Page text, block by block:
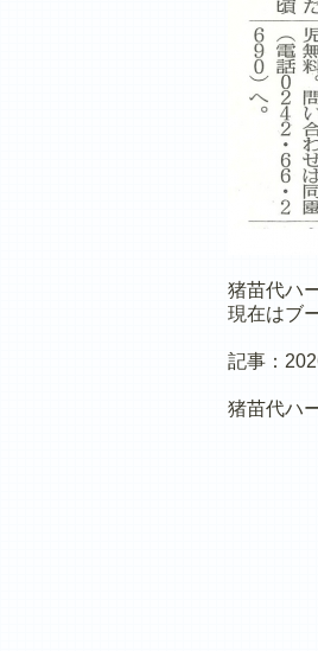
猪苗代ハ
現在はブ
記事：
猪苗代ハ